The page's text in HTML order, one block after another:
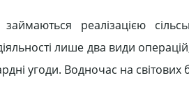
займаються реалізацією
лише два види
угоди. Водночас на світових